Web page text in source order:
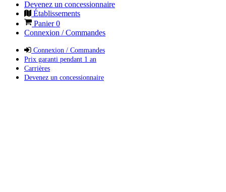
Devenez un concessionnaire
Établissements
Panier0
Connexion / Commandes
Connexion / Commandes
Prix garanti pendant 1 an
Carrières
Devenez un concessionnaire